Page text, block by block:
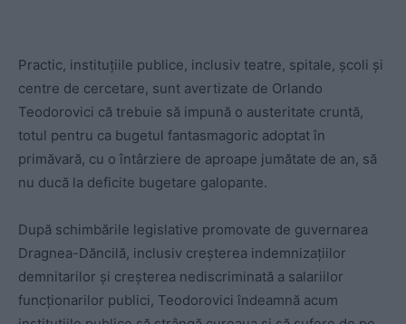
Practic, instituțiile publice, inclusiv teatre, spitale, școli și
centre de cercetare, sunt avertizate de Orlando
Teodorovici că trebuie să impună o austeritate cruntă,
totul pentru ca bugetul fantasmagoric adoptat în
primăvară, cu o întârziere de aproape jumătate de an, să
nu ducă la deficite bugetare galopante.
După schimbările legislative promovate de guvernarea
Dragnea-Dăncilă, inclusiv creșterea indemnizațiilor
demnitarilor și creșterea nediscriminată a salariilor
funcționarilor publici, Teodorovici îndeamnă acum